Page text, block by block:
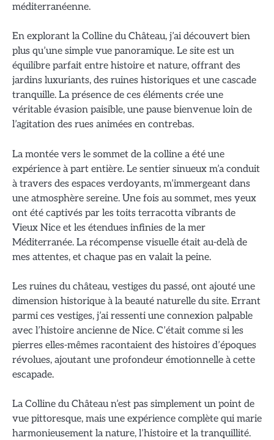
méditerranéenne.
En explorant la Colline du Château, j’ai découvert bien
plus qu’une simple vue panoramique. Le site est un
équilibre parfait entre histoire et nature, offrant des
jardins luxuriants, des ruines historiques et une cascade
tranquille. La présence de ces éléments crée une
véritable évasion paisible, une pause bienvenue loin de
l’agitation des rues animées en contrebas.
La montée vers le sommet de la colline a été une
expérience à part entière. Le sentier sinueux m’a conduit
à travers des espaces verdoyants, m’immergeant dans
une atmosphère sereine. Une fois au sommet, mes yeux
ont été captivés par les toits terracotta vibrants de
Vieux Nice et les étendues infinies de la mer
Méditerranée. La récompense visuelle était au-delà de
mes attentes, et chaque pas en valait la peine.
Les ruines du château, vestiges du passé, ont ajouté une
dimension historique à la beauté naturelle du site. Errant
parmi ces vestiges, j’ai ressenti une connexion palpable
avec l’histoire ancienne de Nice. C’était comme si les
pierres elles-mêmes racontaient des histoires d’époques
révolues, ajoutant une profondeur émotionnelle à cette
escapade.
La Colline du Château n’est pas simplement un point de
vue pittoresque, mais une expérience complète qui marie
harmonieusement la nature, l’histoire et la tranquillité.